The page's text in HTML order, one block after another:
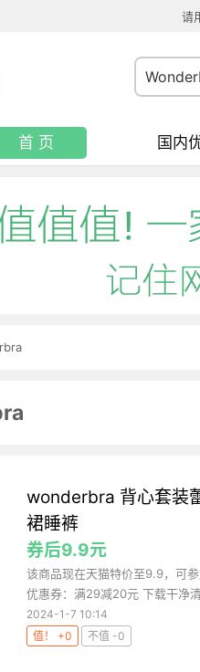
请
首 页 国内
wonderbra 背心套装
裙睡裤
券后9.9元
该商品现在天猫特价至9.9，可
优惠券：满29减20元 下载干净
2024-1-7 10:14
值！ +0
不值 -0